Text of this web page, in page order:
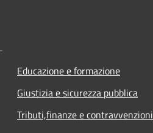
Educazione e formazione
Giustizia e sicurezza pubblica
Tributi,finanze e contravvenzioni